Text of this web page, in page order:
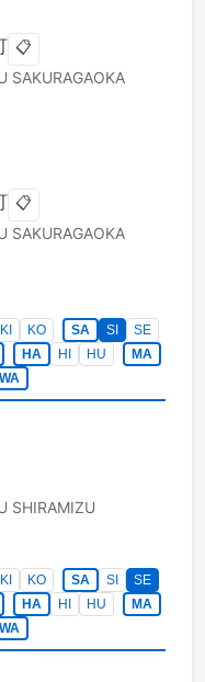
📋
SAKURAGAOKA
📋
SAKURAGAOKA
KI KO SA SI
SE
HA HI HU
MA
WA
SHIRAMIZU
KI KO SA SI
SE
HA HI HU
MA
WA